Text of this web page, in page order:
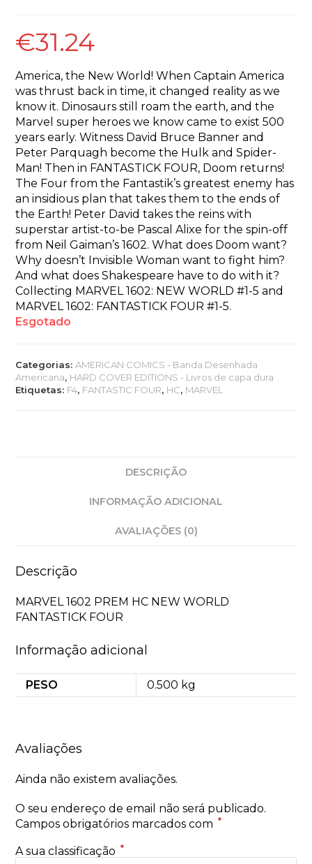
€31.24
America, the New World! When Captain America
was thrust back in time, it changed reality as we
know it. Dinosaurs still roam the earth, and the
Marvel super heroes we know came to exist 500
years early. Witness David Bruce Banner and
Peter Parquagh become the Hulk and Spider-
Man! Then in FANTASTICK FOUR, Doom returns!
The Four from the Fantastik’s greatest enemy has
an insidious plan that takes them to the ends of
the Earth! Peter David takes the reins with
superstar artist-to-be Pascal Alixe for the spin-off
from Neil Gaiman’s 1602. What does Doom want?
Why doesn’t Invisible Woman want to fight him?
And what does Shakespeare have to do with it?
Collecting MARVEL 1602: NEW WORLD #1-5 and
MARVEL 1602: FANTASTICK FOUR #1-5.
Esgotado
Categorias: AMERICAN COMICS - Banda Desenhada
Americana, HARD COVER EDITIONS - Livros de capa dura
Etiquetas: F4, FANTASTIC FOUR, HC, MARVEL
DESCRIÇÃO
INFORMAÇÃO ADICIONAL
AVALIAÇÕES (0)
Descrição
MARVEL 1602 PREM HC NEW WORLD
FANTASTICK FOUR
Informação adicional
PESO 0.500 kg
Avaliações
Ainda não existem avaliações.
O seu endereço de email não será publicado.
Campos obrigatórios marcados com *
A sua classificação *